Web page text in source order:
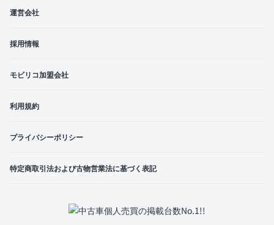
運営会社
採用情報
モビリコ加盟会社
利用規約
プライバシーポリシー
特定商取引法および古物営業法に基づく表記